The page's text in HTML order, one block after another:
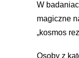
W
magiczne
„kosmos
Osoby z